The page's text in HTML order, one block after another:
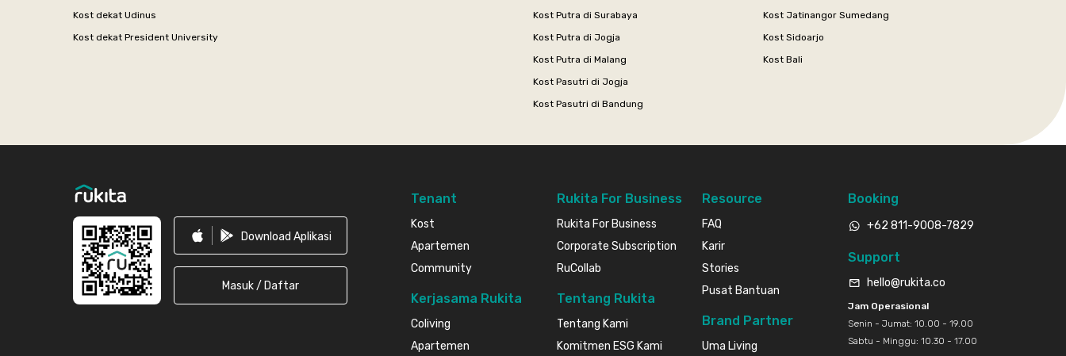
Kost dekat Udinus
Kost dekat President University
Kost Putra di Surabaya
Kost Putra di Jogja
Kost Putra di Malang
Kost Pasutri di Jogja
Kost Pasutri di Bandung
Kost Jatinangor Sumedang
Kost Sidoarjo
Kost Bali
Download Aplikasi
Masuk / Daftar
Tenant
Kost
Apartemen
Community
Kerjasama Rukita
Coliving
Apartemen
Rukita For Business
Rukita For Business
Corporate Subscription
RuCollab
Tentang Rukita
Tentang Kami
Komitmen ESG Kami
Resource
FAQ
Karir
Stories
Pusat Bantuan
Brand Partner
Uma Living
Booking
+62 811-9008-7829
Support
hello@rukita.co
Jam Operasional
Senin - Jumat: 10.00 - 19.00
Sabtu - Minggu: 10.30 - 17.00